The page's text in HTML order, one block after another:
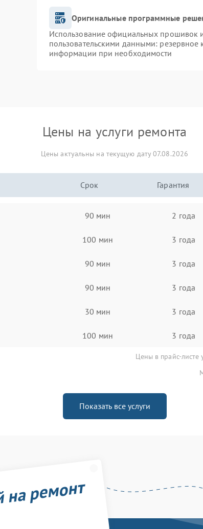
Оригинальные программные
Использование официальных прошивок
пользовательскими данными:
информации при необходимости
Цены на услуги ремонта
Цены актуальны на текущую дату 07.08.2026
Срок Гарантия
90 мин 2 года
100 мин 3 года
90 мин 3 года
90 мин 3 года
30 мин 3 года
100 мин 3 года
Цены в прайс-листе
Показать все услуги
ремонт